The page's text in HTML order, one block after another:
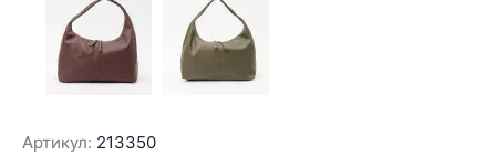
Артикул: 213350